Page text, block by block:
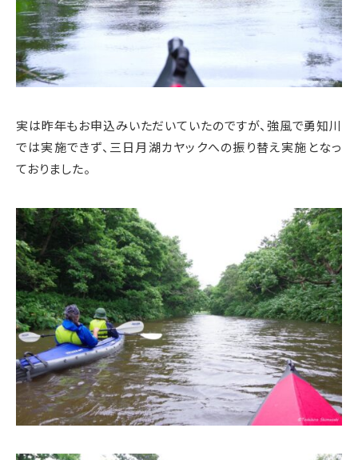
実は昨年もお申込みいただいていたのですが、強風で勇知川
では実施できず、三日月湖カヤックへの振り替え実施となっ
ておりました。